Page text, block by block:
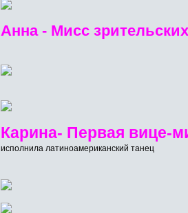
Анна - Мисс
Карина- Первая вице-
исполнила латиноамериканский танец